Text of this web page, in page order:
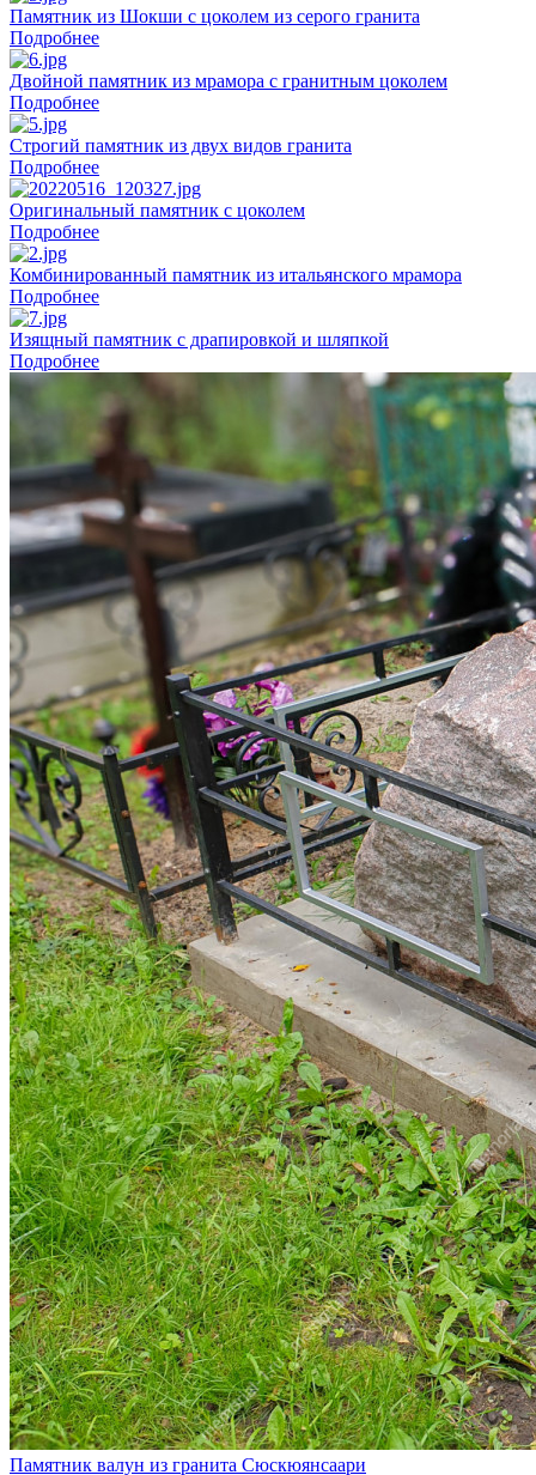
Памятник из Шокши с цоколем из серого гранита
Подробнее
Двойной памятник из мрамора с гранитным цоколем
Подробнее
Строгий памятник из двух видов гранита
Подробнее
Оригинальный памятник с цоколем
Подробнее
Комбинированный памятник из итальянского мрамора
Подробнее
Изящный памятник с драпировкой и шляпкой
Подробнее
Памятник валун из гранита Сюскюянсаари